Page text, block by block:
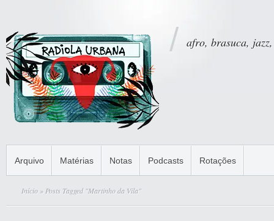
afro, brasuca,
Arquivo Matérias Notas Podcasts Rotações
Início » Posts Tagged "Martinho da Vila"